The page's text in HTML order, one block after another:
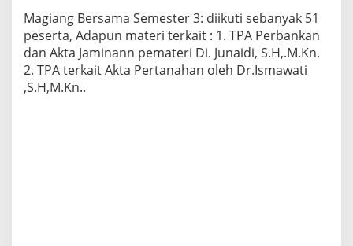
Magiang Bersama Semester 3: diikuti sebanyak 51
peserta, Adapun materi terkait : 1. TPA Perbankan
dan Akta Jaminann pemateri Di. Junaidi, S.H,.M.Kn.
2. TPA terkait Akta Pertanahan oleh Dr.Ismawati
,S.H,M.Kn..